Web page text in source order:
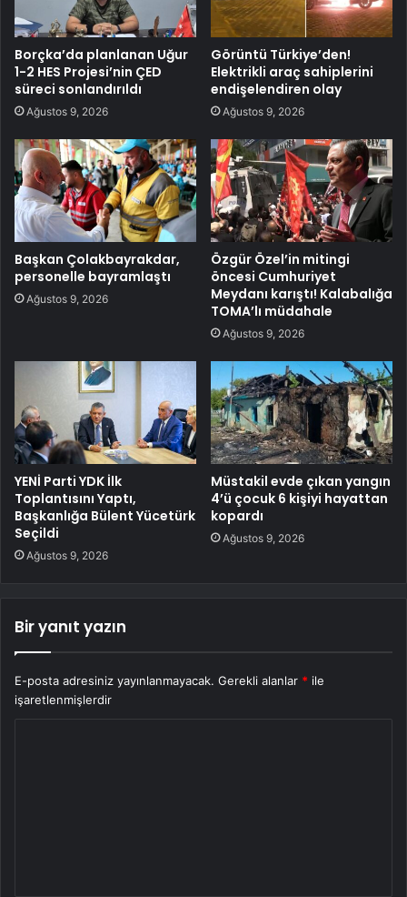
Borçka’da planlanan Uğur
1-2 HES Projesi’nin ÇED
süreci sonlandırıldı
Ağustos 9, 2026
Görüntü Türkiye’den!
Elektrikli araç sahiplerini
endişelendiren olay
Ağustos 9, 2026
Başkan Çolakbayrakdar,
personelle bayramlaştı
Ağustos 9, 2026
Özgür Özel’in mitingi
öncesi Cumhuriyet
Meydanı karıştı! Kalabalığa
TOMA’lı müdahale
Ağustos 9, 2026
YENİ Parti YDK İlk
Toplantısını Yaptı,
Başkanlığa Bülent Yücetürk
Seçildi
Ağustos 9, 2026
Müstakil evde çıkan yangın
4’ü çocuk 6 kişiyi hayattan
kopardı
Ağustos 9, 2026
Bir yanıt yazın
E-posta adresiniz yayınlanmayacak. Gerekli alanlar * ile
işaretlenmişlerdir